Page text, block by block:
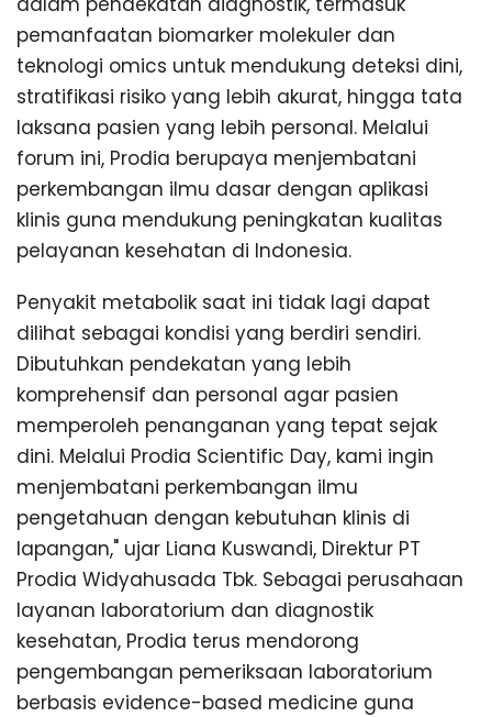
pemanfaatan biomarker molekuler dan
teknologi omics untuk mendukung deteksi dini,
stratifikasi risiko yang lebih akurat, hingga tata
laksana pasien yang lebih personal. Melalui
forum ini, Prodia berupaya menjembatani
perkembangan ilmu dasar dengan aplikasi
klinis guna mendukung peningkatan kualitas
pelayanan kesehatan di Indonesia.
Penyakit metabolik saat ini tidak lagi dapat
dilihat sebagai kondisi yang berdiri sendiri.
Dibutuhkan pendekatan yang lebih
komprehensif dan personal agar pasien
memperoleh penanganan yang tepat sejak
dini. Melalui Prodia Scientific Day, kami ingin
menjembatani perkembangan ilmu
pengetahuan dengan kebutuhan klinis di
lapangan," ujar Liana Kuswandi, Direktur PT
Prodia Widyahusada Tbk. Sebagai perusahaan
layanan laboratorium dan diagnostik
kesehatan, Prodia terus mendorong
pengembangan pemeriksaan laboratorium
berbasis evidence-based medicine guna